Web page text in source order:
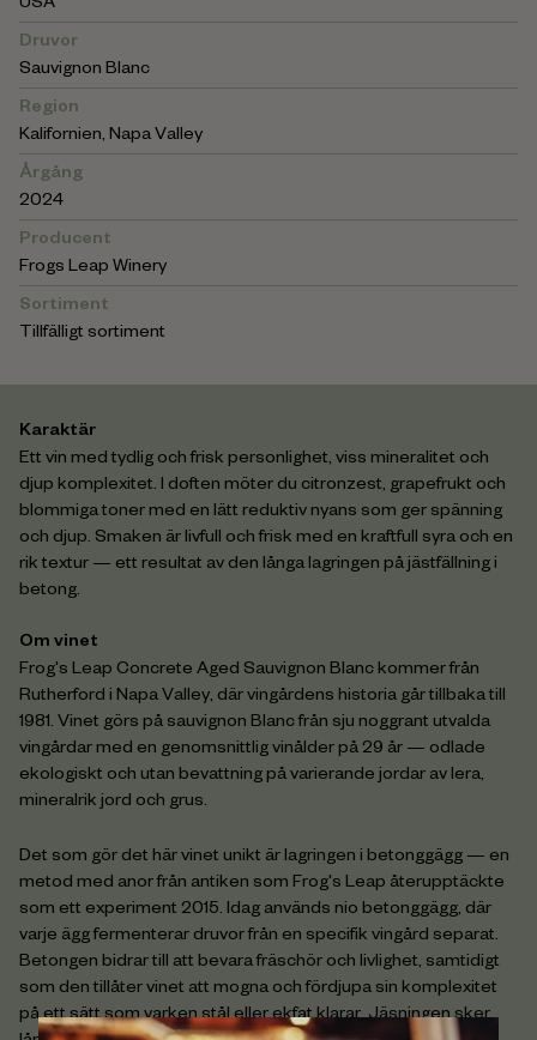
USA
Druvor
Sauvignon Blanc
Region
Kalifornien, Napa Valley
Årgång
2024
Producent
Frogs Leap Winery
Sortiment
Tillfälligt sortiment
Karaktär
Ett vin med tydlig och frisk personlighet, viss mineralitet och
djup komplexitet. I doften möter du citronzest, grapefrukt och
blommiga toner med en lätt reduktiv nyans som ger spänning
och djup. Smaken är livfull och frisk med en kraftfull syra och en
rik textur — ett resultat av den långa lagringen på jästfällning i
betong.
Om vinet
Frog's Leap Concrete Aged Sauvignon Blanc kommer från
Rutherford i Napa Valley, där vingårdens historia går tillbaka till
1981. Vinet görs på sauvignon Blanc från sju noggrant utvalda
vingårdar med en genomsnittlig vinålder på 29 år — odlade
ekologiskt och utan bevattning på varierande jordar av lera,
mineralrik jord och grus.
Det som gör det här vinet unikt är lagringen i betonggägg — en
metod med anor från antiken som Frog's Leap återupptäckte
som ett experiment 2015. Idag används nio betonggägg, där
varje ägg fermenterar druvor från en specifik vingård separat.
Betongen bidrar till att bevara fräschör och livlighet, samtidigt
som den tillåter vinet att mogna och fördjupa sin komplexitet
på ett sätt som varken stål eller ekfat klarar. Jäsningen sker